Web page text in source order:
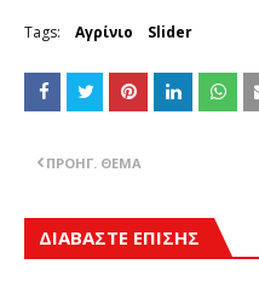
Tags: Αγρίνιο Slider
ΠΡΟΗΓ. ΘΈΜΑ
ΔΙΑΒΑΣΤΕ ΕΠΙΣΗΣ